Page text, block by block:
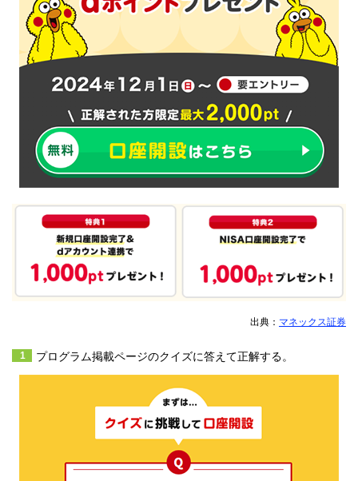
出典： マネックス証券
プログラム掲載ページのクイズに答えて正解する。